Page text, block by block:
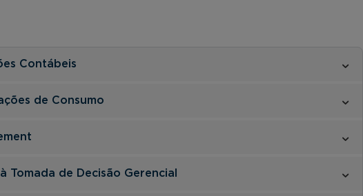
Contábeis
de Consumo
Tomada de Decisão Gerencial